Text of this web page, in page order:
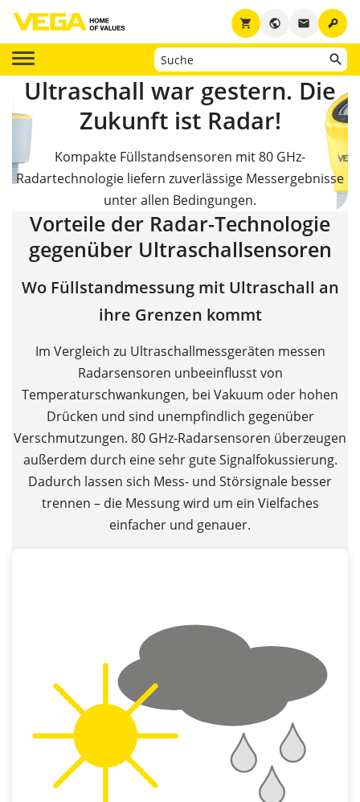
key
email
public
shopping_cart
Ultraschall war gestern. Die
Zukunft ist Radar!
Kompakte Füllstandsensoren mit 80 GHz-
Radartechnologie liefern zuverlässige Messergebnisse
unter allen Bedingungen.
Vorteile der Radar-Technologie
gegenüber Ultraschallsensoren
Wo Füllstandmessung mit Ultraschall an
ihre Grenzen kommt
Im Vergleich zu Ultraschallmessgeräten messen
Radarsensoren unbeeinflusst von
Temperaturschwankungen, bei Vakuum oder hohen
Drücken und sind unempfindlich gegenüber
Verschmutzungen. 80 GHz-Radarsensoren überzeugen
außerdem durch eine sehr gute Signalfokussierung.
Dadurch lassen sich Mess- und Störsignale besser
trennen – die Messung wird um ein Vielfaches
einfacher und genauer.